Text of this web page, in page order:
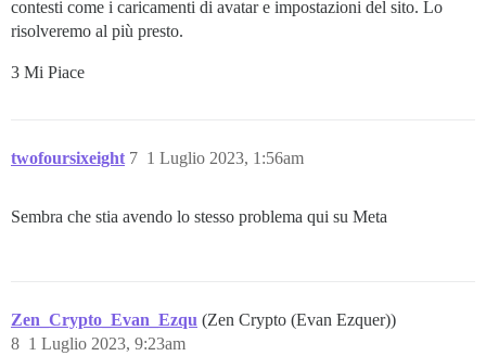
contesti come i caricamenti di avatar e impostazioni del sito. Lo
risolveremo al più presto.
3 Mi Piace
twofoursixeight 1 Luglio 2023, 1:56am
7
Sembra che stia avendo lo stesso problema qui su Meta
Zen_Crypto_Evan_Ezqu (Zen Crypto (Evan Ezquer))
1 Luglio 2023, 9:23am
8